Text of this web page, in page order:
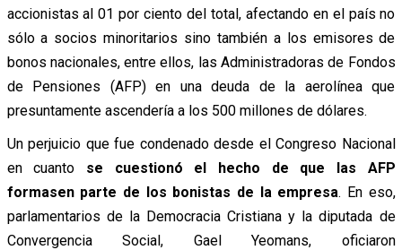
accionistas al 01 por ciento del total, afectando en el país no
sólo a socios minoritarios sino también a los emisores de
bonos nacionales, entre ellos, las Administradoras de Fondos
de Pensiones (AFP) en una deuda de la aerolínea que
presuntamente ascendería a los 500 millones de dólares.
Un perjuicio que fue condenado desde el Congreso Nacional
en cuanto se cuestionó el hecho de que las AFP
formasen parte de los bonistas de la empresa. En eso,
parlamentarios de la Democracia Cristiana y la diputada de
Convergencia Social, Gael Yeomans, oficiaron